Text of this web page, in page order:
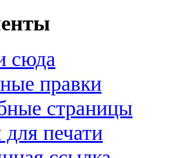
сюда
правки
страницы
печати